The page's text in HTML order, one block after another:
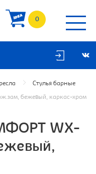
0
Стулья барные
бежевый, каркас-хром
WX-